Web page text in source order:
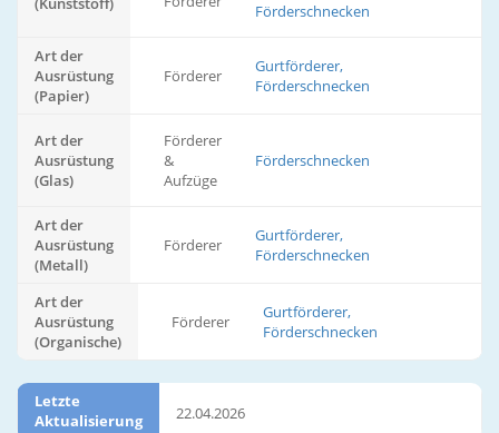
Förderschnecken
Art der
Ausrüstung
(Papier)
Förderer
Gurtförderer,
Förderschnecken
Art der
Ausrüstung
(Glas)
Förderer
&
Aufzüge
Förderschnecken
Art der
Ausrüstung
(Metall)
Förderer
Gurtförderer,
Förderschnecken
Art der
Ausrüstung
(Organische)
Förderer
Gurtförderer,
Förderschnecken
Letzte
Aktualisierung
22.04.2026